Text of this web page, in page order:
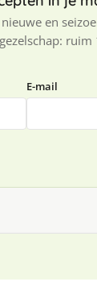
en
E-mail